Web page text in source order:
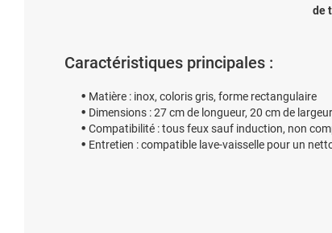
de
Caractéristiques principales :
Matière : inox, coloris gris, forme rectangulaire
Dimensions : 27 cm de longueur, 20 cm de
Compatibilité : tous feux sauf induction, non
Entretien : compatible lave-vaisselle pour un